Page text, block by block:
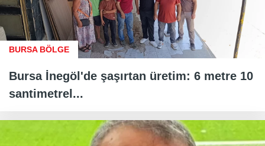
BURSA BÖLGE
Bursa İnegöl'de şaşırtan üretim: 6 metre 10
santimetrel...